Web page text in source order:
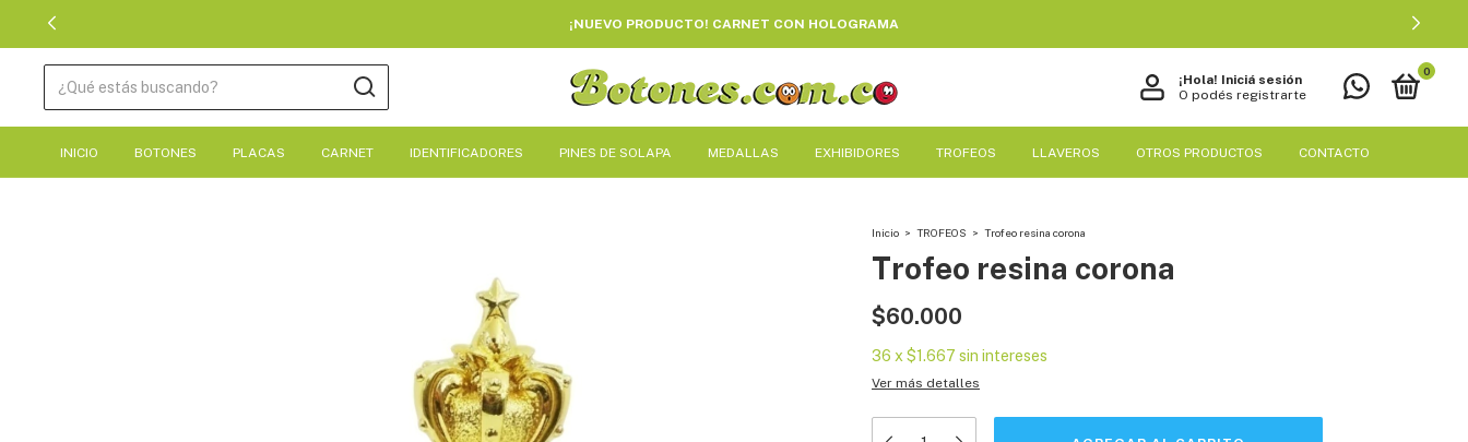
¡NUEVO PRODUCTO! CARNET CON HOLOGRAMA
¡Hola! Iniciá sesión
O podés registrarte
0
INICIO BOTONES PLACAS CARNET IDENTIFICADORES PINES DE SOLAPA MEDALLAS EXHIBIDORES TROFEOS LLAVEROS OTROS PRODUCTOS CONTACTO
Inicio > TROFEOS > Trofeo resina corona
Trofeo resina corona
$60.000
36 x $1.667 sin intereses
Ver más detalles